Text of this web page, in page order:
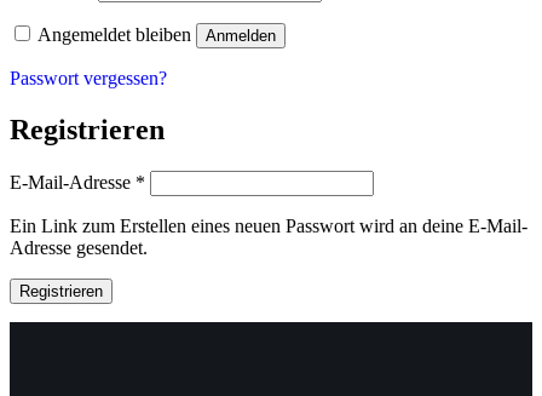
Angemeldet bleiben Anmelden
Passwort vergessen?
Registrieren
E-Mail-Adresse *
Ein Link zum Erstellen eines neuen Passwort wird an deine E-Mail-
Adresse gesendet.
Registrieren